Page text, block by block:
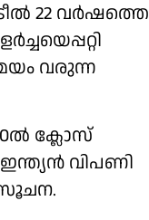
22 വര്‍ഷത്തെ
വരുന്ന
ക്ലോസ്
വിപണി
സൂചന.